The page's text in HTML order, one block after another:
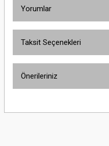
Yorumlar
Taksit Seçenekleri
Önerileriniz
yetersiz gördüğünüz noktaları